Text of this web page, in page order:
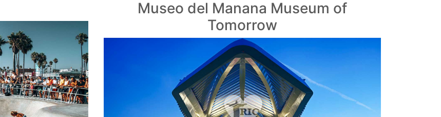
Museo del Manana Museum of
Tomorrow